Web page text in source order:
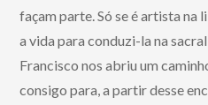
façam parte. Só se é artista na
a vida para conduzi-la na
Francisco nos abriu um
consigo para, a partir desse